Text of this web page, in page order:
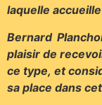
laquelle
Bernard
plaisir de
ce type, et
sa place dans